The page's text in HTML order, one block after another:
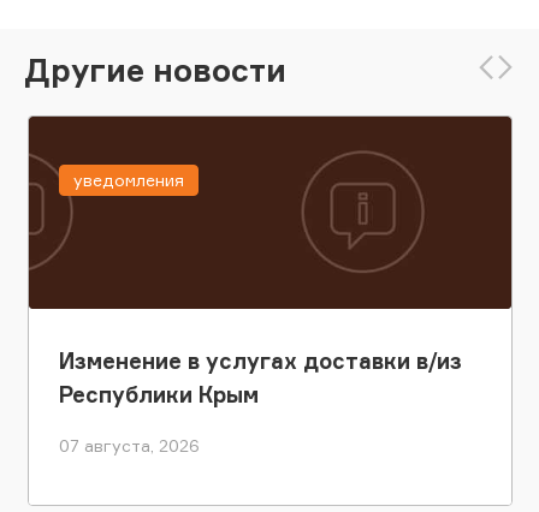
Другие новости
Изменение в услугах доставки в/из
Республики Крым
07 августа, 2026
уведомления